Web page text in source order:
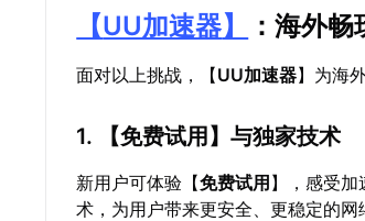
【UU加速器】 ：海外
面对以上挑战，【UU加速器】为海
1. 【免费试用 】与独家技术
新用户可体验【免费试用】，感受
术，为用户带来更安全、更稳定的网